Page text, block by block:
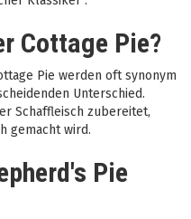
Cottage Pie?
Pie werden oft synonym
Unterschied.
Schaffleisch zubereitet,
gemacht wird.
Pie